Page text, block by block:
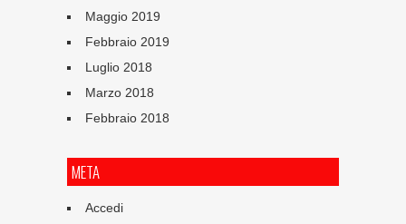
Maggio 2019
Febbraio 2019
Luglio 2018
Marzo 2018
Febbraio 2018
META
Accedi